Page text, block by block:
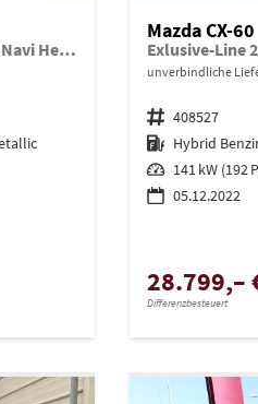
2.0 SKYACTIV-G Sports-Line Klimaautomatik Navi Head Up SHZ PDC Kamera
drucken
parken oder vergleichen
Mazda CX-60
Exlusive-Line
unverbindliche
Fahrzeugnr. 408527
Kraftstoff Hybrid
Leistung 141 kW (192
05.12.2022
28.799,–
Differenzbesteuert